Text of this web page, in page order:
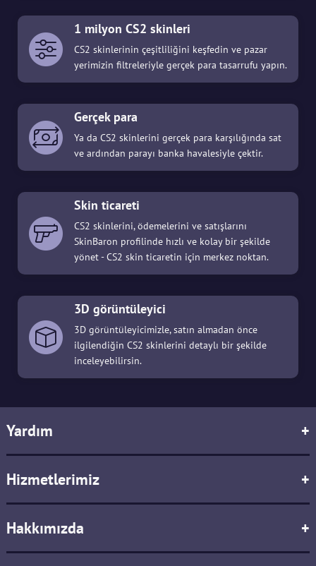
1 milyon CS2 skinleri
CS2 skinlerinin çeşitliliğini keşfedin ve pazar
yerimizin filtreleriyle gerçek para tasarrufu yapın.
Gerçek para
Ya da CS2 skinlerini gerçek para karşılığında sat
ve ardından parayı banka havalesiyle çektir.
Skin ticareti
CS2 skinlerini, ödemelerini ve satışlarını
SkinBaron profilinde hızlı ve kolay bir şekilde
yönet - CS2 skin ticaretin için merkez noktan.
3D görüntüleyici
3D görüntüleyicimizle, satın almadan önce
ilgilendiğin CS2 skinlerini detaylı bir şekilde
inceleyebilirsin.
Yardım +
Hizmetlerimiz +
Hakkımızda +